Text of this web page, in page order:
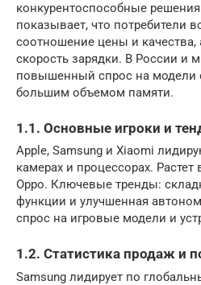
конкурентоспособные
показывает, что потребители
соотношение цены и качества,
скорость зарядки. В России и
повышенный спрос на модели
большим объемом памяти.
1.1. Основные игроки и
Apple, Samsung и Xiaomi
камерах и процессорах.
Oppo. Ключевые тренды:
функции и улучшенная
спрос на игровые модели и
1.2. Статистика продаж и
Samsung лидирует по